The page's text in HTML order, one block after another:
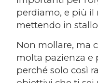
perdiamo, e più il
mettendo in
Non mollare, ma
molta pazienza e
perché solo così